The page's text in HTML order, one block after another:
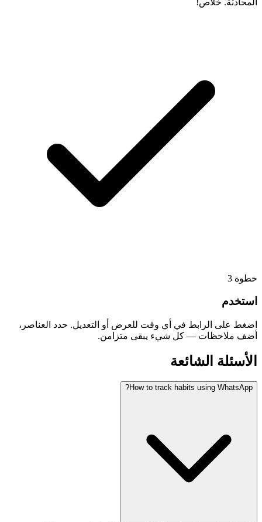
المحادثة. خلاص!
خطوة 3
استخدم
اضغط على الرابط في أي وقت للعرض أو التعديل. حدد العناصر،
أضف ملاحظات — كل شيء يبقى متزامن.
الأسئلة الشائعة
How to track habits using WhatsApp?